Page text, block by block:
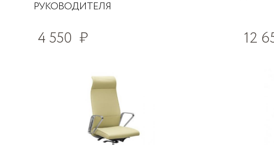
РУКОВОДИТЕЛЯ
4 550 ₽ 12